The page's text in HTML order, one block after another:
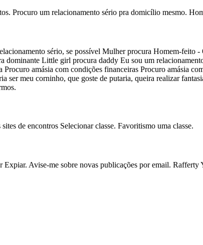
Procuro um relacionamento sério pra domicílio mesmo.
sério, se possível Mulher procura Homem-feito
Little girl procura daddy Eu sou um
amásia com condições financeiras Procuro amásia
meu corninho, que goste de putaria, queira realizar
de encontros Selecionar classe. Favoritismo uma classe.
Expiar. Avise-me sobre novas publicações por email.